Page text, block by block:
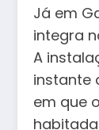
Já em
integra
A
instante
em que